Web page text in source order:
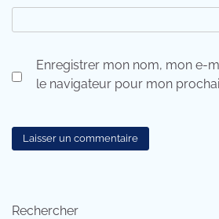
Enregistrer mon nom, mon e-
le navigateur pour mon
Rechercher